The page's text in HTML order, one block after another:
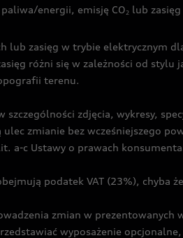
energii, emisję CO2 lub
lub zasięg w trybie elektrycznym
różni się w zależności od
terenu.
szczególności zdjęcia, wykresy,
ulec zmianie bez wcześniejszego
a-c Ustawy o prawach
podatek VAT (23%), chyba
zmian w
wyposażenie